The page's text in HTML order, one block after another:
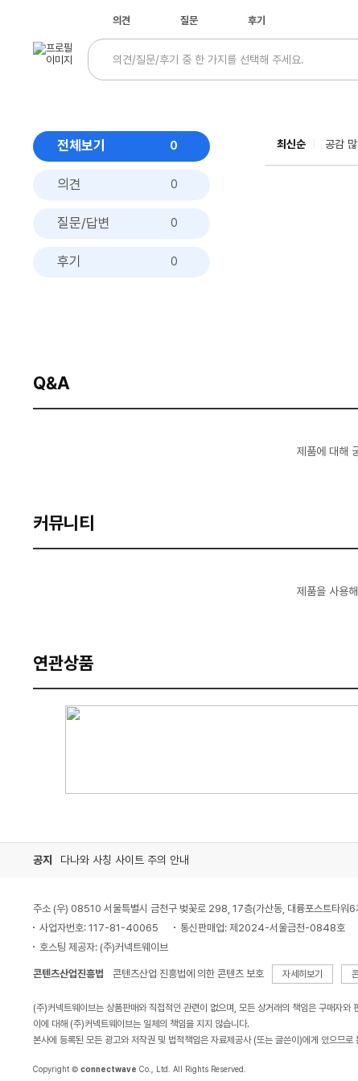
의견 질문 후기
전체보기 0
의견 0
질문/답변 0
후기 0
최신순 공감
Q&A
제품에 대해
커뮤니티
제품을 사용
연관상품
공지 다나와 사칭 사이트 주의 안내
주소 (우) 08510 서울특별시 금천구 벚꽃로 298, 17층(가산동, 대륭포스트타워6
사업자번호: 117-81-40065
통신판매업: 제2024-서울금천-0848호
호스팅 제공자: (주)커넥트웨이브
콘텐츠산업진흥법 콘텐츠산업 진흥법에 의한 콘텐츠 보호 자세히보기
(주)커넥트웨이브는 상품판매와 직접적인 관련이 없으며, 모든 상거래의 책임은 구매자와
이에 대해 (주)커넥트웨이브는 일체의 책임을 지지 않습니다.
본사에 등록된 모든 광고와 저작권 및 법적책임은 자료제공사 (또는 글쓴이)에게 있으므
Copyright © connectwave Co., Ltd. All Rights Reserved.